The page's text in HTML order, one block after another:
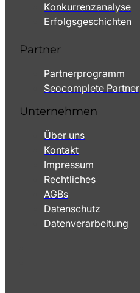
Konkurrenzanalyse
Erfolgsgeschichten
Partner
Partnerprogramm
Seocomplete Partner
Unternehmen
Über uns
Kontakt
Impressum
Rechtliches
AGBs
Datenschutz
Datenverarbeitung